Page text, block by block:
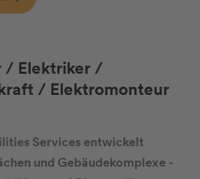
/ Elektriker /
/ Elektromonteur
Services entwickelt
und Gebäudekomplexe -